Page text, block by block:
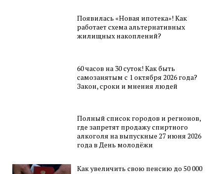
Появилась «Новая ипотека»! Как
работает схема альтернативных
жилищных накоплений?
60 часов на 30 суток! Как быть
самозанятым с 1 октября 2026 года?
Закон, сроки и мнения людей
Полный список городов и регионов,
где запретят продажу спиртного
алкоголя на выпускные 27 июня 2026
года в День молодёжи
Как увеличить свою пенсию до 50 000